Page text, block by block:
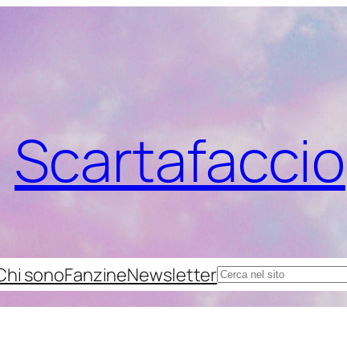
Scartafaccio
sonoFanzineNewsletterCerca